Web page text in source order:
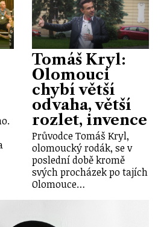
Tomáš Kryl:
Olomouci
chybí větší
odvaha, větší
rozlet, invence
Průvodce Tomáš Kryl,
olomoucký rodák, se v
poslední době kromě
svých procházek po tajích
Olomouce…